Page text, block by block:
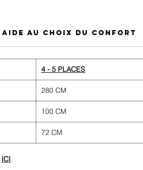
Aide au choix du confort
4 - 5 PLACES
280 CM
100 CM
72 CM
ICI.